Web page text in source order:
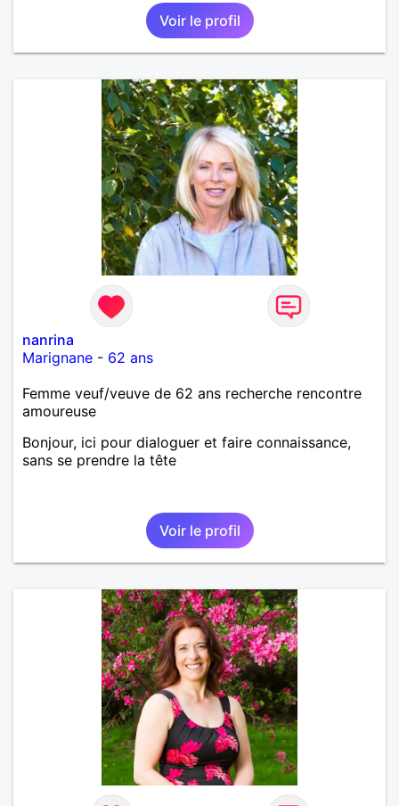
Voir le profil
nanrina
Marignane - 62 ans
Femme veuf/veuve de 62 ans recherche rencontre
amoureuse
Bonjour, ici pour dialoguer et faire connaissance,
sans se prendre la tête
Voir le profil